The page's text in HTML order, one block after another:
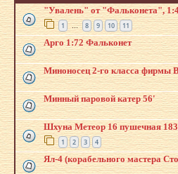
"Увалень" от "Фальконета",
1 … 8 9 10 11
Арго 1:72 Фальконет
Миноносец 2-го класса фирмы
Минный паровой катер 56'
Шхуна Метеор 16 пушечная
1 2 3 4
Ял-4 (корабельного мастера